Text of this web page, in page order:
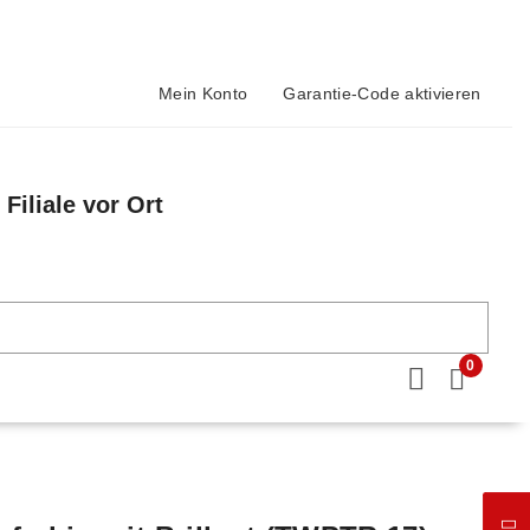
Mein Konto Garantie-Code aktivieren
Filiale vor Ort
0